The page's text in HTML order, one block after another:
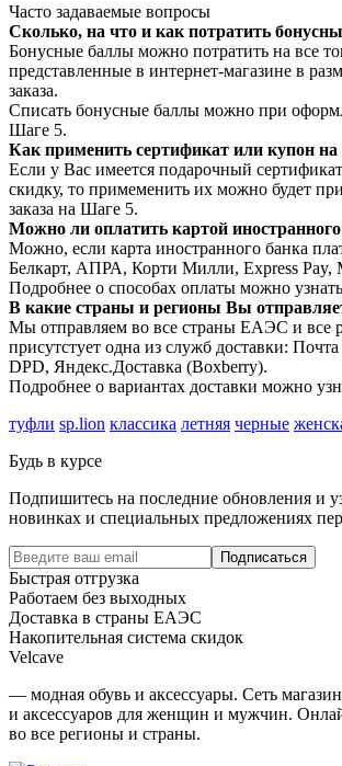
Часто задаваемые вопросы
Сколько, на что и как потратить
Бонусные баллы можно потратить на все
представленные в интернет-магазине в
заказа.
Списать бонусные баллы можно при
Шаге 5.
Как применить сертификат или купон на
Если у Вас имеется подарочный
скидку, то примеменить их можно будет
заказа на Шаге 5.
Можно ли оплатить картой
Можно, если карта иностранного банка
Белкарт, АПРА, Корти Милли, Express Pay,
Подробнее о способах оплаты можно узнать
В какие страны и регионы Вы
Мы отправляем во все страны ЕАЭС и все
присутстует одна из служб доставки:
DPD, Яндекс.Доставка (Boxberry).
Подробнее о вариантах доставки можно
туфли sp.lion классика летняя черные
Будь в курсе
Подпишитесь на последние обновления и
новинках и специальных предложениях
Подписаться
Быстрая отгрузка
Работаем без выходных
Доставка в страны ЕАЭС
Накопительная система скидок
Velcave
— модная обувь и аксессуары. Сеть
и аксессуаров для женщин и мужчин.
во все регионы и страны.